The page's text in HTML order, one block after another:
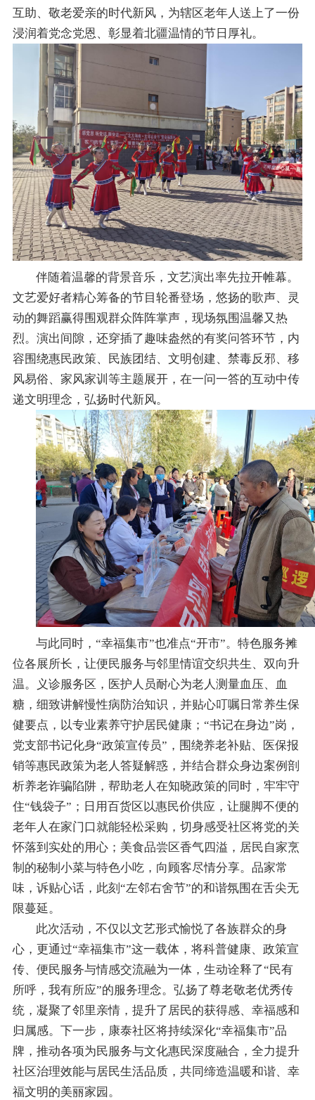
互助、敬老爱亲的时代新风，为辖区老年人送上了一份
浸润着党念党恩、彰显着北疆温情的节日厚礼。
伴随着温馨的背景音乐，文艺演出率先拉开帷幕。
文艺爱好者精心筹备的节目轮番登场，悠扬的歌声、灵
动的舞蹈赢得围观群众阵阵掌声，现场氛围温馨又热
烈。演出间隙，还穿插了趣味盎然的有奖问答环节，内
容围绕惠民政策、民族团结、文明创建、禁毒反邪、移
风易俗、家风家训等主题展开，在一问一答的互动中传
递文明理念，弘扬时代新风。
与此同时，“幸福集市”也准点“开市”。特色服务摊
位各展所长，让便民服务与邻里情谊交织共生、双向升
温。义诊服务区，医护人员耐心为老人测量血压、血
糖，细致讲解慢性病防治知识，并贴心叮嘱日常养生保
健要点，以专业素养守护居民健康；“书记在身边”岗，
党支部书记化身“政策宣传员”，围绕养老补贴、医保报
销等惠民政策为老人答疑解惑，并结合群众身边案例剖
析养老诈骗陷阱，帮助老人在知晓政策的同时，牢牢守
住“钱袋子”；日用百货区以惠民价供应，让腿脚不便的
老年人在家门口就能轻松采购，切身感受社区将党的关
怀落到实处的用心；美食品尝区香气四溢，居民自家烹
制的秘制小菜与特色小吃，向顾客尽情分享。品家常
味，诉贴心话，此刻“左邻右舍节”的和谐氛围在舌尖无
限蔓延。
此次活动，不仅以文艺形式愉悦了各族群众的身
心，更通过“幸福集市”这一载体，将科普健康、政策宣
传、便民服务与情感交流融为一体，生动诠释了“民有
所呼，我有所应”的服务理念。弘扬了尊老敬老优秀传
统，凝聚了邻里亲情，提升了居民的获得感、幸福感和
归属感。下一步，康泰社区将持续深化“幸福集市”品
牌，推动各项为民服务与文化惠民深度融合，全力提升
社区治理效能与居民生活品质，共同缔造温暖和谐、幸
福文明的美丽家园。